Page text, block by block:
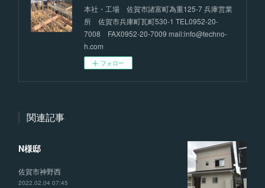
本社・工場 佐賀市諸富町為重125-7 兵庫営業
所 佐賀市兵庫町瓦町530-1 TEL0952-20-
7008 FAX0952-20-7009 mail:info@techno-
h.com
フォロー
関連記事
N様邸
佐賀市神野西
2022.02.04 07:45